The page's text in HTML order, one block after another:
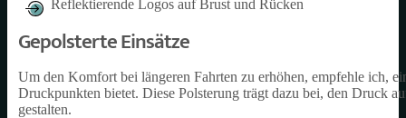
Reflektierende Logos auf Brust und Rücken
Gepolsterte Einsätze
Um den Komfort bei längeren Fahrten zu erhöhen, empfehle ich,
Druckpunkten bietet. Diese Polsterung trägt dazu bei, den Druck
gestalten.